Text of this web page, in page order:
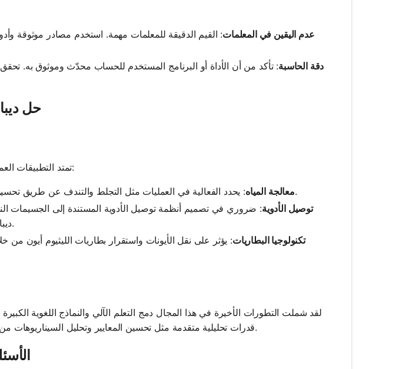
عدم اليقين في المعلمات: القيم الدقيقة للمعلمات مهمة. استخدم مصادر موثوقة
دقة الحاسبة: تأكد من أن الأداة أو البرنامج المستخدم للحساب محدّث وموثوق به. تحقق
حل
تمتد التطبيقات العملية لحل ديباي الطول عبر مجالات متعددة:
معالجة المياه: يحدد الفعالية في العمليات مثل التجلط والتندف عن طريق تحسين الطول ديباي لتراكيز مخثرات مختلفة.
توصيل الأدوية: ضروري في تصميم أنظمة توصيل الأدوية المستندة إلى الجسيمات
ديباي لإدارة التفاعلات في السوائل الحيوية.
تكنولوجيا البطاريات: يؤثر على نقل الأيونات واستقرار بطاريات الليثيوم أيون من
لقد شملت التطورات الأخيرة في هذا المجال دمج التعلم الآلي والنماذج اللغوية
قدرات تحليلية متقدمة مثل تحسين المعايير وتحليل السيناريوهات من خلال واجهات الذكاء الاصطناعي الحوارية.